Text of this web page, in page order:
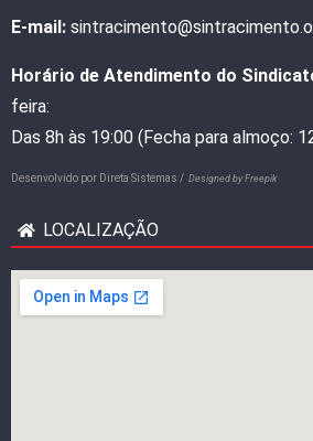
E-mail:
Horário de Atendimento do
feira:
Das 8h às 19:00 (Fecha para almoço:
Desenvolvido por Direta Sistemas / Designed by Freepik
LOCALIZAÇÃO